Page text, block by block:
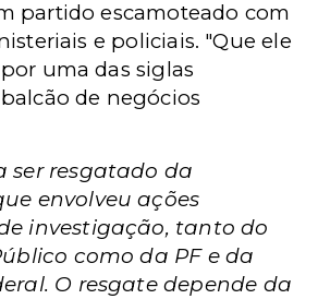
partido escamoteado com
e policiais. "Que ele
uma das siglas
de negócios
ser resgatado da
envolveu ações
investigação, tanto do
como da PF e da
O resgate depende da